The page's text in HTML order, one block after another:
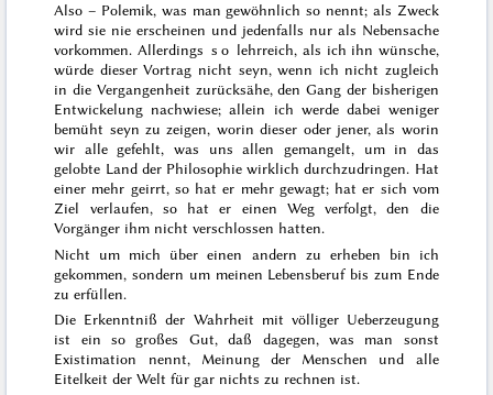
Also – Polemik, was man gewöhnlich so nennt; als Zweck
wird sie nie erscheinen und jedenfalls nur als Nebensache
vorkommen. Allerdings so lehrreich, als ich ihn wünsche,
würde dieser Vortrag nicht seyn, wenn ich nicht zugleich
in die Vergangenheit zurücksähe, den Gang der bisherigen
Entwickelung nachwiese; allein ich werde dabei weniger
bemüht seyn zu zeigen, worin dieser oder jener, als worin
wir alle gefehlt, was uns allen gemangelt, um in das
gelobte Land der Philosophie wirklich durchzudringen. Hat
einer mehr geirrt, so hat er mehr gewagt; hat er sich vom
Ziel verlaufen, so hat er einen Weg verfolgt, den die
Vorgänger ihm nicht verschlossen hatten.
Nicht um mich über einen andern zu erheben bin ich
gekommen, sondern um meinen Lebensberuf bis zum Ende
zu erfüllen.
Die Erkenntniß der Wahrheit mit völliger Ueberzeugung
ist ein so großes Gut, daß dagegen, was man sonst
Existimation nennt, Meinung der Menschen und alle
Eitelkeit der Welt für gar nichts zu rechnen ist.